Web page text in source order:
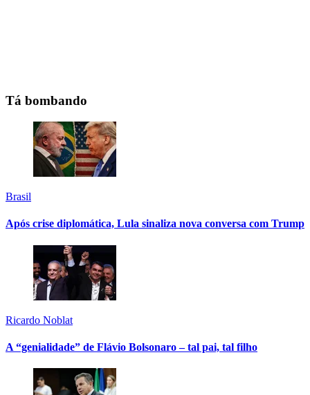
Tá bombando
Brasil
Após crise diplomática, Lula sinaliza nova conversa com Trump
Ricardo Noblat
A “genialidade” de Flávio Bolsonaro – tal pai, tal filho